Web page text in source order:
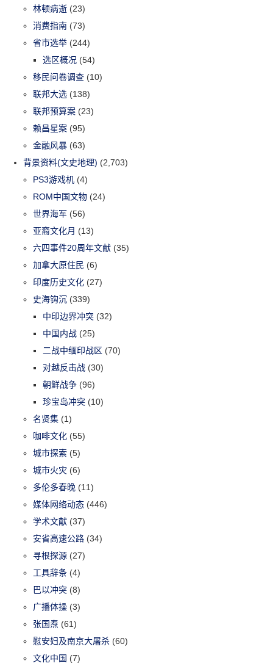
林顿病逝 (23)
消费指南 (73)
省市选举 (244)
选区概况 (54)
移民问卷调查 (10)
联邦大选 (138)
联邦预算案 (23)
赖昌星案 (95)
金融风暴 (63)
背景资料(文史地理) (2,703)
PS3游戏机 (4)
ROM中国文物 (24)
世界海军 (56)
亚裔文化月 (13)
六四事件20周年文献 (35)
加拿大原住民 (6)
印度历史文化 (27)
史海钩沉 (339)
中印边界冲突 (32)
中国内战 (25)
二战中缅印战区 (70)
对越反击战 (30)
朝鲜战争 (96)
珍宝岛冲突 (10)
名贤集 (1)
咖啡文化 (55)
城市探索 (5)
城市火灾 (6)
多伦多春晚 (11)
媒体网络动态 (446)
学术文献 (37)
安省高速公路 (34)
寻根探源 (27)
工具辞条 (4)
巴以冲突 (8)
广播体操 (3)
张国焘 (61)
慰安妇及南京大屠杀 (60)
文化中国 (7)